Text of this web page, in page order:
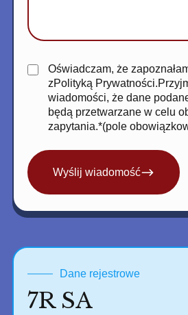
Oświadczam, że
zPolityką Prywatności
wiadomości, że dane
będą przetwarzane w celu
zapytania.*(pole
Wyślij wiadomość
Dane rejestrowe
7R SA